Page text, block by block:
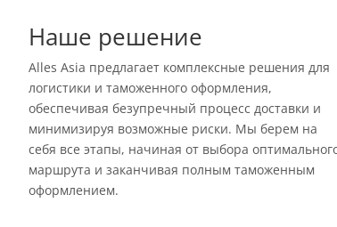
Наше решение
Alles Asia предлагает комплексные решения для
логистики и таможенного оформления,
обеспечивая безупречный процесс доставки и
минимизируя возможные риски. Мы берем на
себя все этапы, начиная от выбора
маршрута и заканчивая полным таможенным
оформлением.